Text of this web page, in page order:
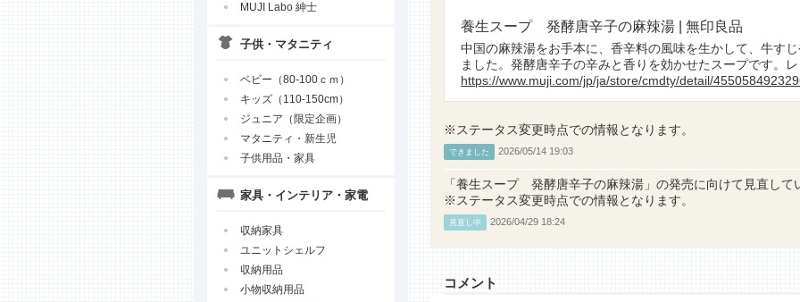
MUJI Labo 紳士
子供・マタニティ
ベビー（80-100ｃｍ）
キッズ（110-150cm）
ジュニア（限定企画）
マタニティ・新生児
子供用品・家具
家具・インテリア・家電
収納家具
ユニットシェルフ
収納用品
小物収納用品
養生スープ 発酵唐辛子の麻辣湯 | 無印良品
中国の麻辣湯をお手本に、香辛料の風味を生かして、牛す
ました。発酵唐辛子の辛みと香りを効かせたスープです。
https://www.muji.com/jp/ja/store/cmdty/detail/
※ステータス変更時点での情報となります。
できました 2026/05/14 19:03
「養生スープ 発酵唐辛子の麻辣湯」の発売に向けて見直して
※ステータス変更時点での情報となります。
見直し中 2026/04/29 18:24
コメント